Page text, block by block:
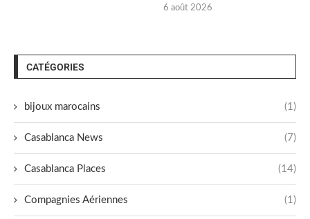
6 août 2026
CATÉGORIES
bijoux marocains (1)
Casablanca News (7)
Casablanca Places (14)
Compagnies Aériennes (1)